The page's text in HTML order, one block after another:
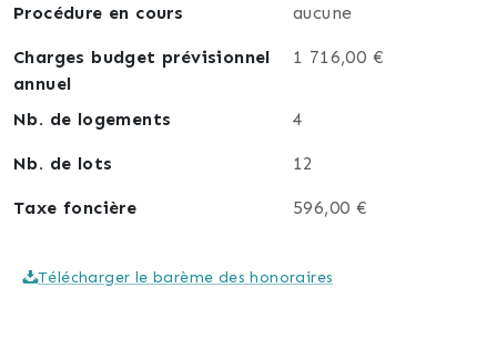
Procédure en cours
aucune
Charges budget prévisionnel
annuel
1 716,00 €
Nb. de logements 4
Nb. de lots 12
Taxe foncière 596,00 €
Télécharger le barème des honoraires